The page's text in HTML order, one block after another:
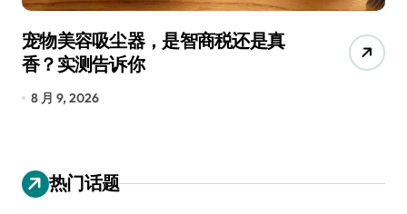
宠物美容吸尘器，是智商税还是真
香？实测告诉你
8 月 9, 2026
热门话题